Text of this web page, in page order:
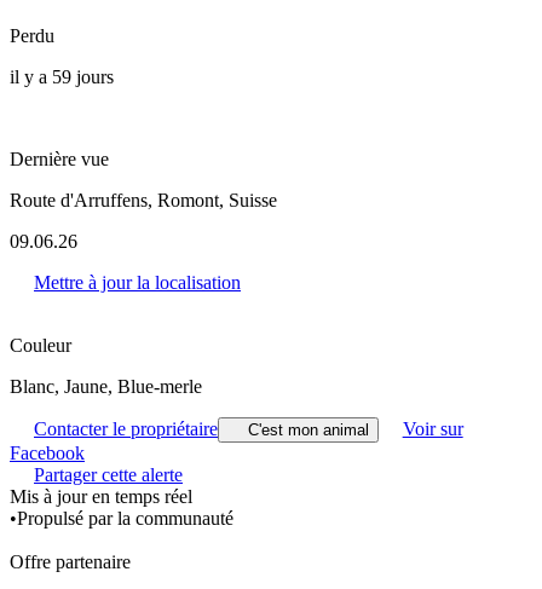
Perdu
il y a 59 jours
Dernière vue
Route d'Arruffens, Romont, Suisse
09.06.26
Mettre à jour la localisation
Couleur
Blanc, Jaune, Blue-merle
Contacter le propriétaire C'est mon animal
Voir sur
Facebook
Partager cette alerte
Mis à jour en temps réel
•Propulsé par la communauté
Offre partenaire